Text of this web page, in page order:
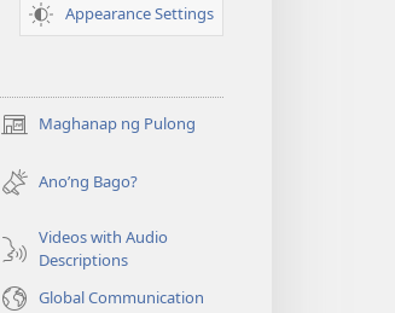
Appearance Settings
Maghanap ng Pulong
(may
na
bagong
window)
Ano’ng Bago?
Videos with Audio
Descriptions
Global Communication